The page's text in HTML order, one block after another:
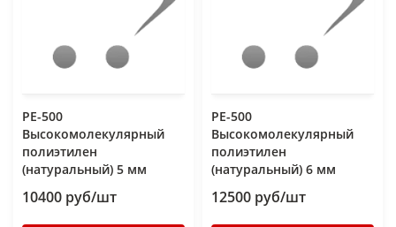
РЕ-500
Высокомолекулярный
полиэтилен
(натуральный) 5 мм
10400 руб/шт
РЕ-500
Высокомолекулярный
полиэтилен
(натуральный) 6 мм
12500 руб/шт